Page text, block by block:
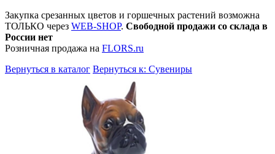
Закупка срезанных цветов и горшечных растений возможна
ТОЛЬКО через WEB-SHOP. Свободной продажи со склада в
России нет
Розничная продажа на FLORS.ru
Вернуться в каталог Вернуться к: Сувениры